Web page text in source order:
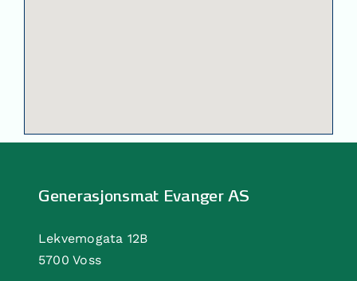
Generasjonsmat Evanger AS
Lekvemogata 12B
5700 Voss